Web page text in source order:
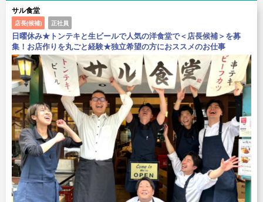
サル食堂
店長(候補) 正社員
日曜休み★トンテキと生ビールで人気の洋食堂で＜店長候補＞を募
集！お店作りを丸ごと経験★独立希望の方におススメのお仕事